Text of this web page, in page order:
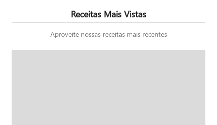
Receitas Mais Vistas
Aproveite nossas receitas mais recentes